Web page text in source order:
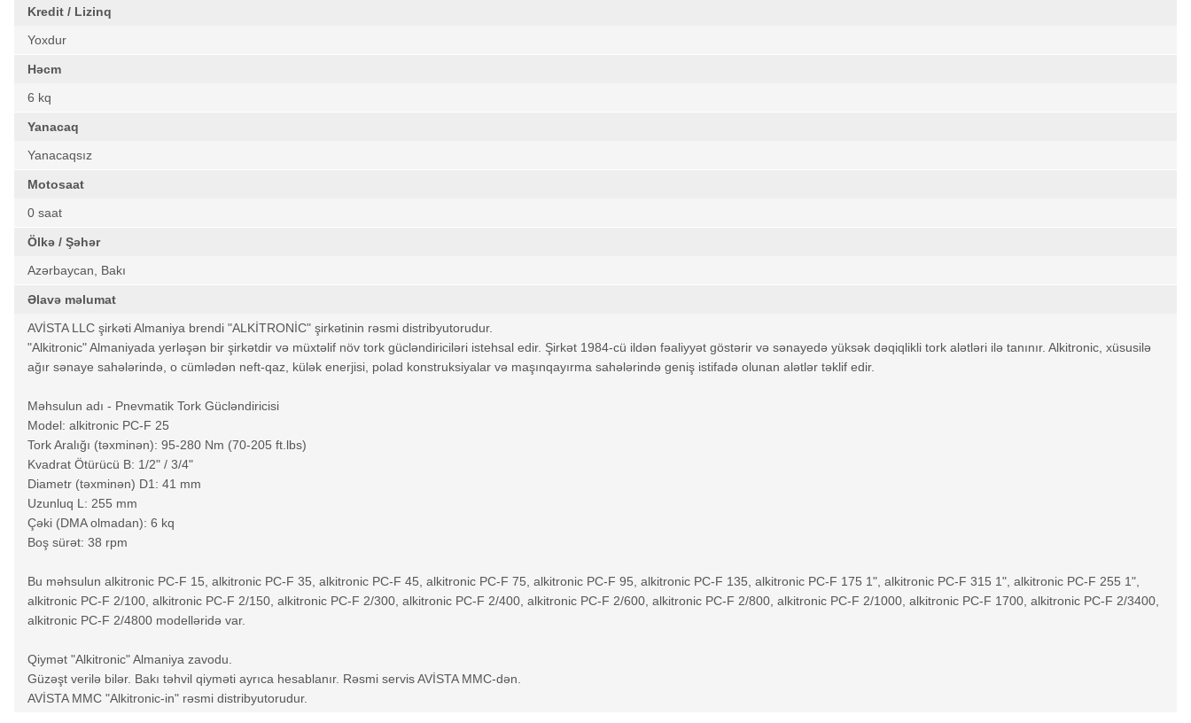
Kredit / Lizinq
Yoxdur
Həcm
6 kq
Yanacaq
Yanacaqsız
Motosaat
0 saat
Ölkə / Şəhər
Azərbaycan, Bakı
Əlavə məlumat
AVİSTA LLC şirkəti Almaniya brendi "ALKİTRONİC" şirkətinin rəsmi distribyutorudur.
"Alkitronic" Almaniyada yerləşən bir şirkətdir və müxtəlif növ tork gücləndiriciləri istehsal edir. Şirkət 1984-cü ildən fəaliyyət göstərir və sənayedə yüksək dəqiqlikli tork alətləri ilə tanınır. Alkitronic, xüsusilə
ağır sənaye sahələrində, o cümlədən neft-qaz, külək enerjisi, polad konstruksiyalar və maşınqayırma sahələrində geniş istifadə olunan alətlər təklif edir.
Məhsulun adı - Pnevmatik Tork Gücləndiricisi
Model: alkitronic PC-F 25
Tork Aralığı (təxminən): 95-280 Nm (70-205 ft.lbs)
Kvadrat Ötürücü B: 1/2" / 3/4"
Diametr (təxminən) D1: 41 mm
Uzunluq L: 255 mm
Çəki (DMA olmadan): 6 kq
Boş sürət: 38 rpm
Bu məhsulun alkitronic PC-F 15, alkitronic PC-F 35, alkitronic PC-F 45, alkitronic PC-F 75, alkitronic PC-F 95, alkitronic PC-F 135, alkitronic PC-F 175 1", alkitronic PC-F 315 1", alkitronic PC-F 255 1",
alkitronic PC-F 2/100, alkitronic PC-F 2/150, alkitronic PC-F 2/300, alkitronic PC-F 2/400, alkitronic PC-F 2/600, alkitronic PC-F 2/800, alkitronic PC-F 2/1000, alkitronic PC-F 1700, alkitronic PC-F 2/3400,
alkitronic PC-F 2/4800 modelləridə var.
Qiymət "Alkitronic" Almaniya zavodu.
Güzəşt verilə bilər. Bakı təhvil qiyməti ayrıca hesablanır. Rəsmi servis AVİSTA MMC-dən.
AVİSTA MMC "Alkitronic-in" rəsmi distribyutorudur.